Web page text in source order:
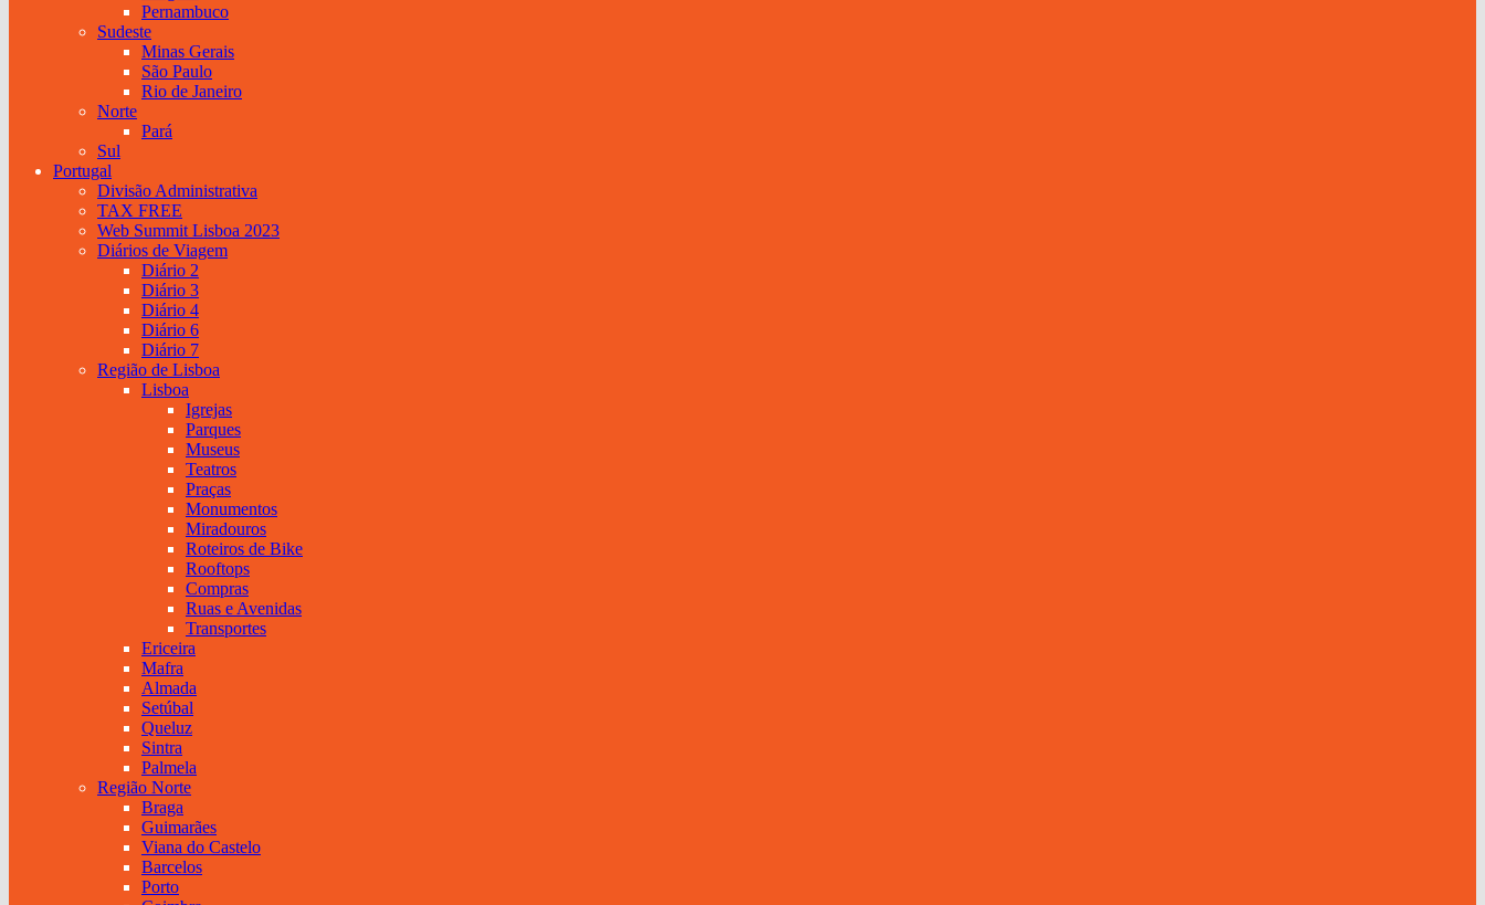
Pernambuco
Sudeste
Minas Gerais
São Paulo
Rio de Janeiro
Norte
Pará
Sul
Portugal
Divisão Administrativa
TAX FREE
Web Summit Lisboa 2023
Diários de Viagem
Diário 2
Diário 3
Diário 4
Diário 6
Diário 7
Região de Lisboa
Lisboa
Igrejas
Parques
Museus
Teatros
Praças
Monumentos
Miradouros
Roteiros de Bike
Rooftops
Compras
Ruas e Avenidas
Transportes
Ericeira
Mafra
Almada
Setúbal
Queluz
Sintra
Palmela
Região Norte
Braga
Guimarães
Viana do Castelo
Barcelos
Porto